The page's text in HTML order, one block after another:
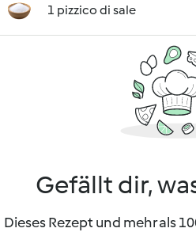
1 pizzico di sale
Gefällt dir,
Dieses Rezept und mehr als